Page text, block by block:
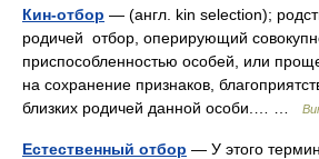
Кин-отбор — (англ. kin selection);
родичей отбор, оперирующий
приспособленностью особей, или
на сохранение признаков,
близких родичей данной особи.… …
Естественный отбор — У этого